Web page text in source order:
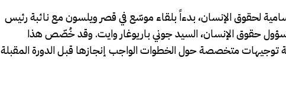
لحقوق الإنسان، بدءاً بلقاء موسّع في قصر ويلسون مع نائبة رئيس
حقوق الإنسان، السيد جوني باريوغار وايت. وقد خُصّص هذا
توجيهات متخصصة حول الخطوات الواجب إنجازها قبل الدورة المقبلة